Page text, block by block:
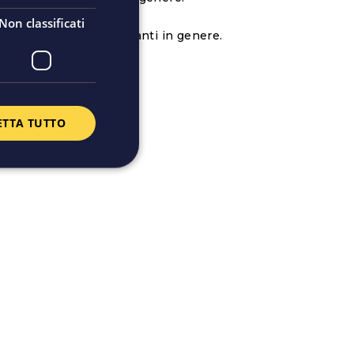
anche ai plastificanti in genere.
Non classificati
TUTTO